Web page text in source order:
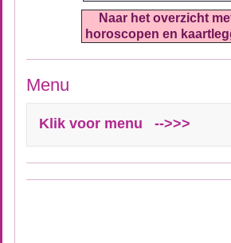
Naar het overzicht
horoscopen en
Menu
Klik voor menu -->>>